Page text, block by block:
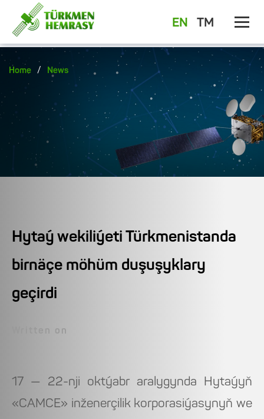
EN TM
Home / News
Hytaý wekiliýeti Türkmenistanda
birnäçe möhüm duşuşyklary
geçirdi
Written on
17 — 22-nji oktýabr aralygynda Hytaýyň
«CAMCE» inženerçilik korporasiýasynyň we